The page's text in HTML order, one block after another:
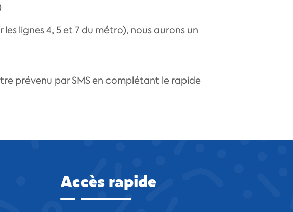
lignes 4, 5 et 7 du métro), nous aurons un
prévenu par SMS en complétant le rapide
Accès rapide